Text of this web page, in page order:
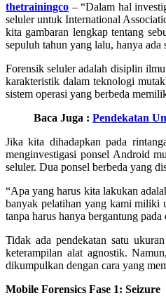
thetrainingco – “Dalam hal
seluler untuk International
kita gambaran lengkap tentang
sepuluh tahun yang lalu, hanya
Forensik seluler adalah disiplin
karakteristik dalam teknologi
sistem operasi yang berbeda
Baca Juga : Pendekatan
Jika kita dihadapkan pada
menginvestigasi ponsel Android
seluler. Dua ponsel berbeda yang
“Apa yang harus kita lakukan
banyak pelatihan yang kami miliki
tanpa harus hanya bergantung
Tidak ada pendekatan satu
keterampilan alat agnostik.
dikumpulkan dengan cara yang
Mobile Forensics Fase 1: Seizure